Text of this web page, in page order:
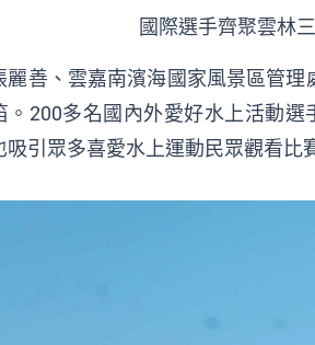
國際選手齊聚雲林
麗善、雲嘉南濱海國家風景區管
。200多名國內外愛好水上活動
吸引眾多喜愛水上運動民眾觀看比